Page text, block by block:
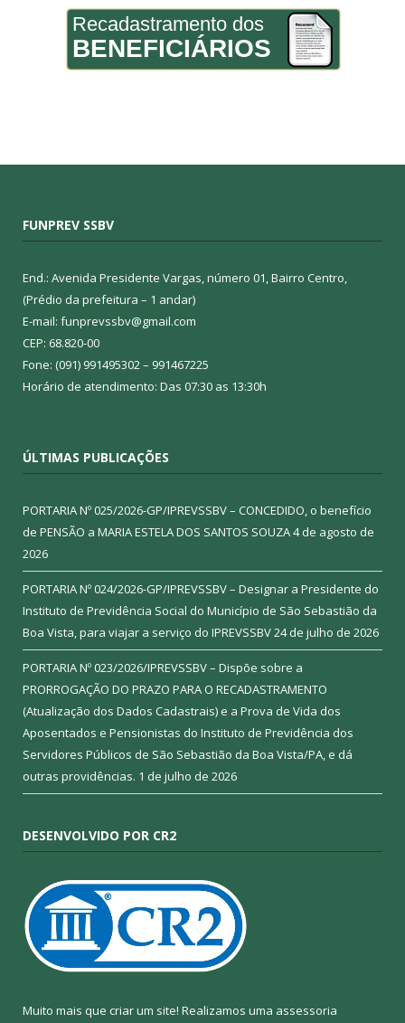
Recadastramento dos
BENEFICIÁRIOS
FUNPREV SSBV
End.: Avenida Presidente Vargas, número 01, Bairro Centro,
(Prédio da prefeitura – 1 andar)
E-mail: funprevssbv@gmail.com
CEP: 68.820-00
Fone: (091) 991495302 – 991467225
Horário de atendimento: Das 07:30 as 13:30h
ÚLTIMAS PUBLICAÇÕES
PORTARIA Nº 025/2026-GP/IPREVSSBV – CONCEDIDO, o benefício
de PENSÃO a MARIA ESTELA DOS SANTOS SOUZA4 de agosto de
2026
PORTARIA Nº 024/2026-GP/IPREVSSBV – Designar a Presidente do
Instituto de Previdência Social do Município de São Sebastião da
Boa Vista, para viajar a serviço do IPREVSSBV24 de julho de 2026
PORTARIA Nº 023/2026/IPREVSSBV – Dispõe sobre a
PRORROGAÇÃO DO PRAZO PARA O RECADASTRAMENTO
(Atualização dos Dados Cadastrais) e a Prova de Vida dos
Aposentados e Pensionistas do Instituto de Previdência dos
Servidores Públicos de São Sebastião da Boa Vista/PA, e dá
outras providências. 1 de julho de 2026
DESENVOLVIDO POR CR2
Muito mais que criar um site! Realizamos uma assessoria